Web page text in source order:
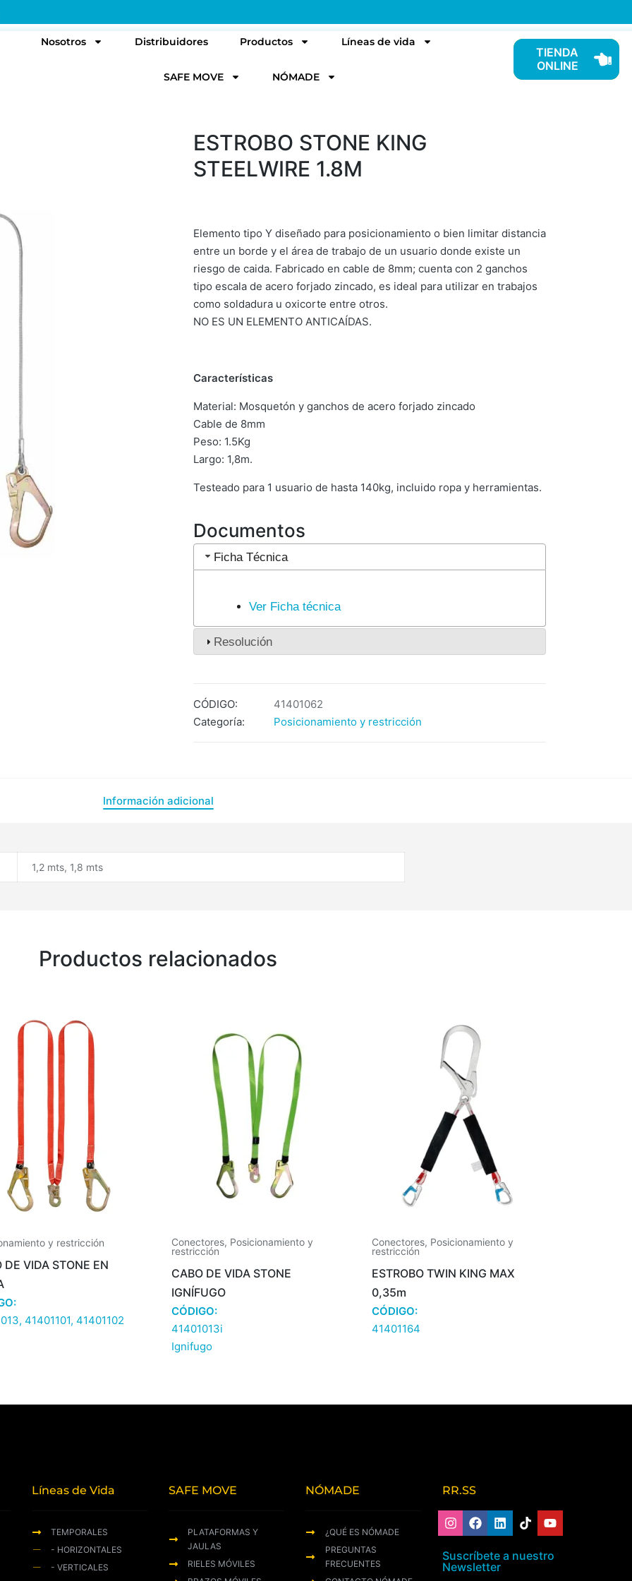
Nosotros Distribuidores Productos Líneas de vida
SAFE MOVE NÓMADE
TIENDA
ONLINE
ESTROBO STONE KING
STEELWIRE 1.8M
Elemento tipo Y diseñado para posicionamiento o bien limitar distancia
entre un borde y el área de trabajo de un usuario donde existe un
riesgo de caida. Fabricado en cable de 8mm; cuenta con 2 ganchos
tipo escala de acero forjado zincado, es ideal para utilizar en trabajos
como soldadura u oxicorte entre otros.
NO ES UN ELEMENTO ANTICAÍDAS.
Características
Material: Mosquetón y ganchos de acero forjado zincado
Cable de 8mm
Peso: 1.5Kg
Largo: 1,8m.
Testeado para 1 usuario de hasta 140kg, incluido ropa y herramientas.
Documentos
Ficha Técnica
Ver Ficha técnica
Resolución
CÓDIGO:
41401062
Categoría:
Posicionamiento y restricción
Información adicional
1,2 mts, 1,8 mts
Productos relacionados
y restricción
DE VIDA STONE EN
41401101, 41401102
Conectores, Posicionamiento y
restricción
CABO DE VIDA STONE
IGNÍFUGO
CÓDIGO:
41401013i
Ignifugo
Conectores, Posicionamiento y
restricción
ESTROBO TWIN KING MAX
0,35m
CÓDIGO:
41401164
Líneas de Vida
TEMPORALES
- HORIZONTALES
- VERTICALES
SAFE MOVE
PLATAFORMAS Y
JAULAS
RIELES MÓVILES
NÓMADE
¿QUÉ ES NÓMADE
PREGUNTAS
FRECUENTES
RR.SS
Suscríbete a nuestro
Newsletter